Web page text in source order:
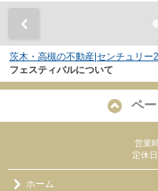
茨木・高槻の不動産|センチュリー
フェスティバルについて
ペ
営業
定休
ホーム